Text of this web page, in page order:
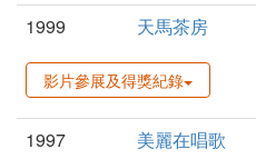
1999 天馬茶房
影片參展及得獎紀錄
1997 美麗在唱歌